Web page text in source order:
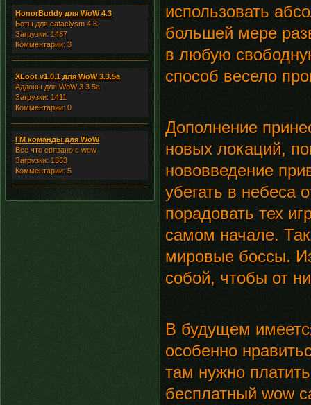
HonorBuddy для WoW 4.3
Боты для cataclysm 4.3
Загрузки: 1487
Комментарии: 3
XLoot v1.0.1 для WoW 3.3.5a
Аддоны для WoW 3.3.5a
Загрузки: 1411
Комментарии: 0
ГМ команды для WoW
Все что связано с wow
Загрузки: 1363
Комментарии: 5
использовать
большей мере
в любую
способ весело
Дополнение
новых локаций,
нововведение
убегать в небеса
порадовать тех
самом начале.
мировые боссы.
собой, чтобы от
В будущем
особенно
там нужно
бесплатный wow